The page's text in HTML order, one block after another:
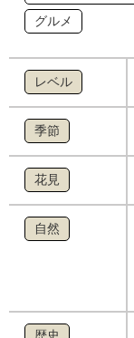
グルメ
レベル
季節
花見
自然
歴史